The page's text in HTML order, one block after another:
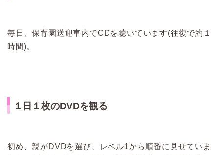
毎日、保育園送迎車内でCDを聴いています(往復で約１
時間)。
１日１枚のDVDを観る
初め、親がDVDを選び、レベル1から順番に見せていま